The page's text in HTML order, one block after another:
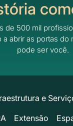
de 500 mil
a abrir as portas do
pode ser você.
e
Extensão